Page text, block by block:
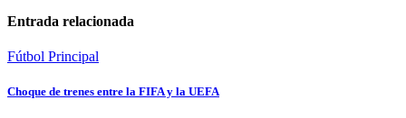
Entrada relacionada
Fútbol Principal
Choque de trenes entre la FIFA y la UEFA